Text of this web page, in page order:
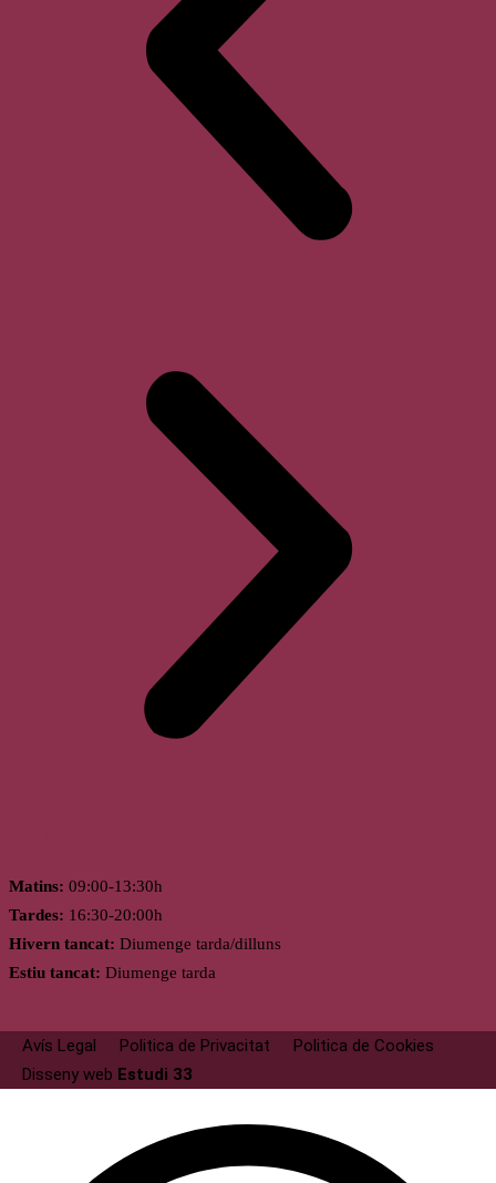
Matins: 09:00-13:30h
Tardes: 16:30-20:00h
Hivern tancat: Diumenge tarda/dilluns
Estiu tancat: Diumenge tarda
Avís Legal Politica de Privacitat
Politica de Cookies
Disseny web Estudi 33